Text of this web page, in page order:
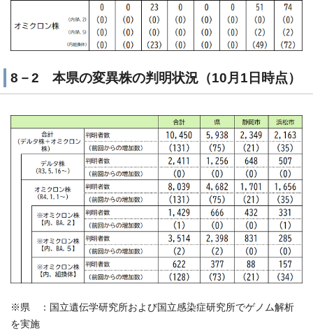
8－2 本県の変異株の判明状況（10月1日時点）
※県 ：国立遺伝学研究所および国立感染症研究所でゲノム解析
を実施